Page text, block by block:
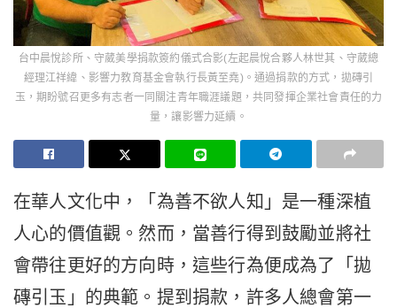
台中晨悅診所、守葳美學捐款簽約儀式合影(左起晨悅合夥人林世其、守葳總
經理江祥緯、影響力教育基金會執行長黃至堯)。通過捐款的方式，拋磚引
玉，期盼號召更多有志者一同關注青年職涯議題，共同發揮企業社會責任的力
量，讓影響力延續。
在華人文化中，「為善不欲人知」是一種深植
人心的價值觀。然而，當善行得到鼓勵並將社
會帶往更好的方向時，這些行為便成為了「拋
磚引玉」的典範。提到捐款，許多人總會第一